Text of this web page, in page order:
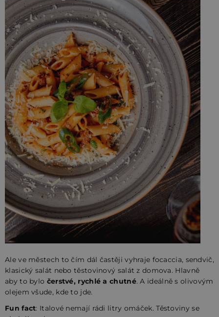
Ale ve městech to čím dál častěji vyhraje focaccia, sendvič,
klasický salát nebo těstovinový salát z domova. Hlavně
aby to bylo čerstvé, rychlé a chutné. A ideálně s olivovým
olejem všude, kde to jde.
Fun fact: Italové nemají rádi litry omáček. Těstoviny se